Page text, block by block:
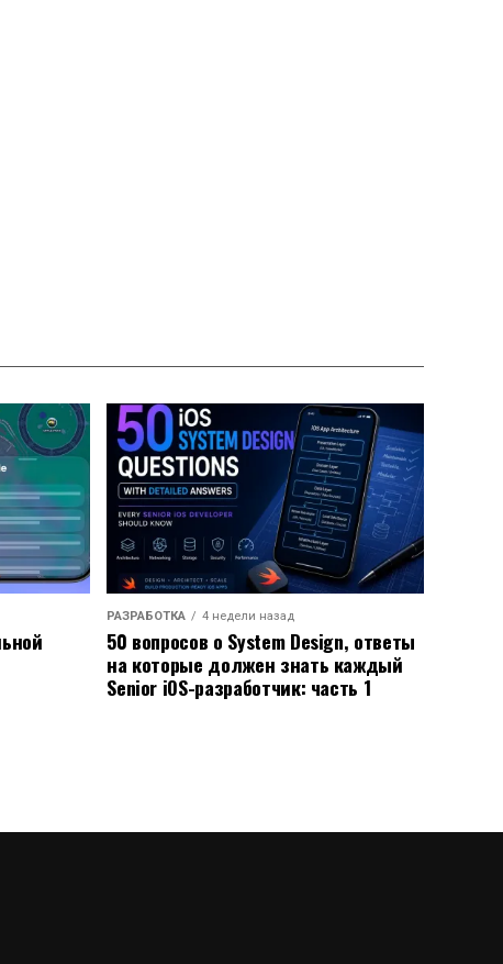
РАЗРАБОТКА 4 недели назад
50 вопросов о System Design, ответы
на которые должен знать каждый
Senior iOS-разработчик: часть 1